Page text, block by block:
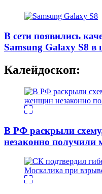
В сети появились
Samsung Galaxy S8 в
Калейдоскоп:
В РФ раскрыли
незаконно получили